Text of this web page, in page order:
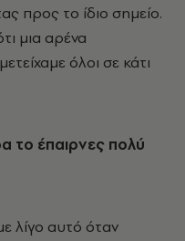
προς το ίδιο σημείο.
μια αρένα
όλοι σε κάτι
το έπαιρνες πολύ
λίγο αυτό όταν